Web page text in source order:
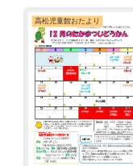
高松児童館おたより